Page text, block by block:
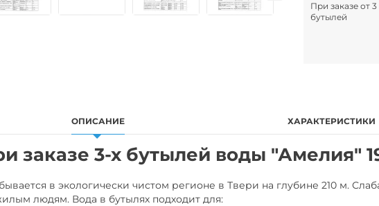
При заказе от 3
бутылей
ОПИСАНИЕ ХАРАКТЕРИСТИКИ
заказе 3-х бутылей воды "Амелия"
в экологически чистом регионе в Твери на глубине 210 м.
людям. Вода в бутылях подходит для: